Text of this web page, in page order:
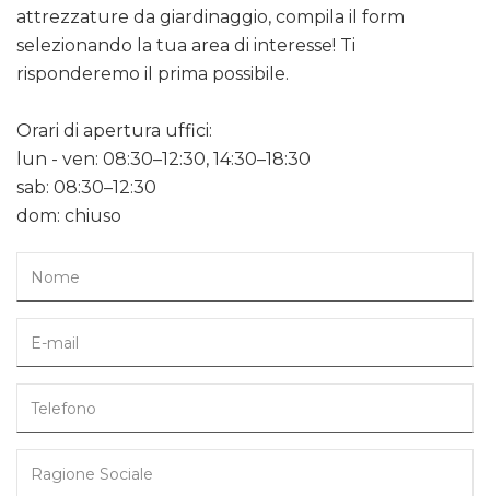
attrezzature da giardinaggio, compila il form
selezionando la tua area di interesse! Ti
risponderemo il prima possibile.
Orari di apertura uffici:
lun - ven: 08:30–12:30, 14:30–18:30
sab: 08:30–12:30
dom: chiuso